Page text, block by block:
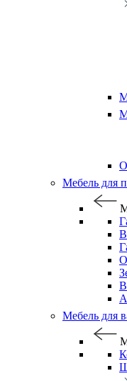
Мебель для
Мебель для